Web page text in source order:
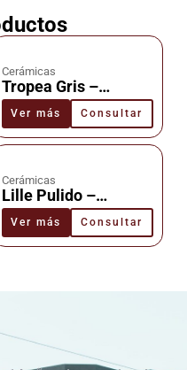
Cerámicas
Tropea Gris –
Cerámica –
Cañuelas
Ver más Consultar
Cerámicas
Lille Pulido –
Cerámica –
Cañuelas
Ver más Consultar